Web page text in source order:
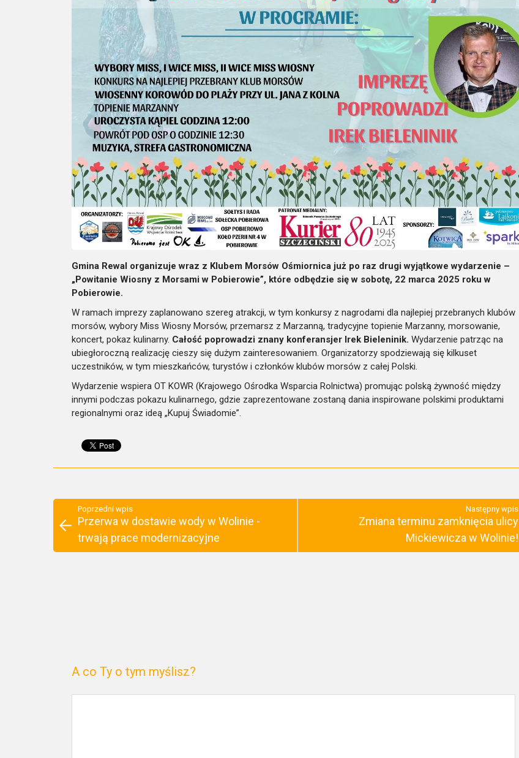
Gmina Rewal organizuje wraz z Klubem Morsów Ośmiornica już po raz drugi wyjątkowe wydarzenie –
„Powitanie Wiosny z Morsami w Pobierowie”, które odbędzie się w sobotę, 22 marca 2025 roku w
Pobierowie.
W ramach imprezy zaplanowano szereg atrakcji, w tym konkursy z nagrodami dla najlepiej przebranych klubów
morsów, wybory Miss Wiosny Morsów, przemarsz z Marzanną, tradycyjne topienie Marzanny, morsowanie,
koncert, pokaz kulinarny. Całość poprowadzi znany konferansjer Irek Bieleninik. Wydarzenie patrząc na
ubiegłoroczną realizację cieszy się dużym zainteresowaniem. Organizatorzy spodziewają się kilkuset
uczestników, w tym mieszkańców, turystów i członków klubów morsów z całej Polski.
Wydarzenie wspiera OT KOWR (Krajowego Ośrodka Wsparcia Rolnictwa) promując polską żywność między
innymi podczas pokazu kulinarnego, gdzie zaprezentowane zostaną dania inspirowane polskimi produktami
regionalnymi oraz ideą „Kupuj Świadomie”.
Poprzedni wpis
Przerwa w dostawie wody w Wolinie -
trwają prace modernizacyjne
Następny wpis
Zmiana terminu zamknięcia ulicy
Mickiewicza w Wolinie!
A co Ty o tym myślisz?